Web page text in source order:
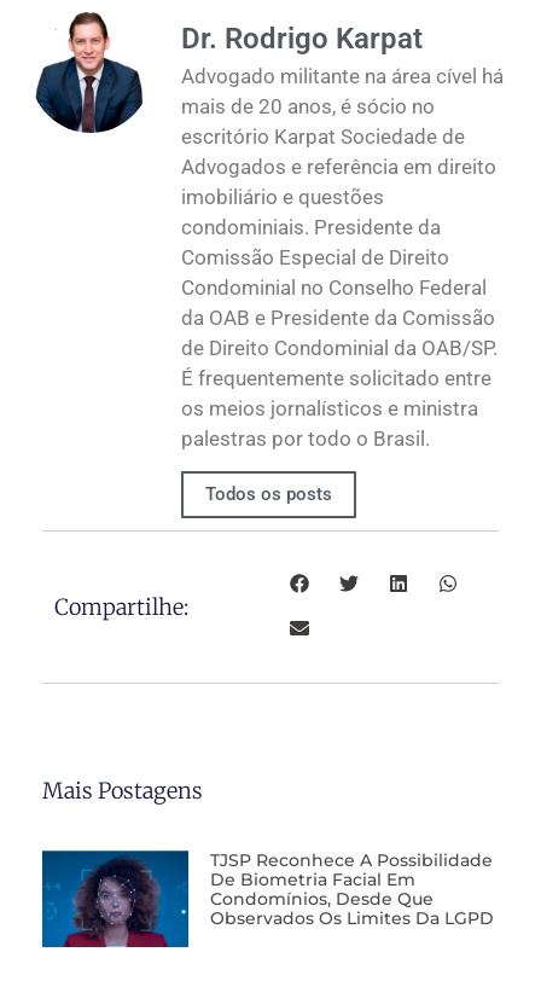
Dr. Rodrigo Karpat
Advogado militante na área cível há
mais de 20 anos, é sócio no
escritório Karpat Sociedade de
Advogados e referência em direito
imobiliário e questões
condominiais. Presidente da
Comissão Especial de Direito
Condominial no Conselho Federal
da OAB e Presidente da Comissão
de Direito Condominial da OAB/SP.
É frequentemente solicitado entre
os meios jornalísticos e ministra
palestras por todo o Brasil.
Todos os posts
Compartilhe:
Mais Postagens
TJSP Reconhece A Possibilidade
De Biometria Facial Em
Condomínios, Desde Que
Observados Os Limites Da LGPD